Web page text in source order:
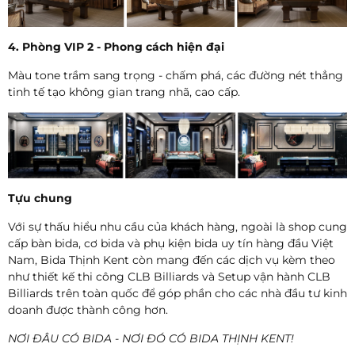
4. Phòng VIP 2 - Phong cách hiện đại
Màu tone trầm sang trọng - chấm phá, các đường nét thẳng
tinh tế tạo không gian trang nhã, cao cấp.
Tựu chung
Với sự thấu hiểu nhu cầu của khách hàng, ngoài là shop cung
cấp bàn bida, cơ bida và phụ kiện bida uy tín hàng đầu Việt
Nam, Bida Thịnh Kent còn mang đến các dịch vụ kèm theo
như thiết kế thi công CLB Billiards và Setup vận hành CLB
Billiards trên toàn quốc để góp phần cho các nhà đầu tư kinh
doanh được thành công hơn.
NƠI ĐÂU CÓ BIDA - NƠI ĐÓ CÓ BIDA THỊNH KENT!